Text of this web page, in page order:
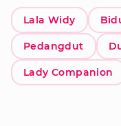
Lala Widy
Pedangdut
Lady Companion